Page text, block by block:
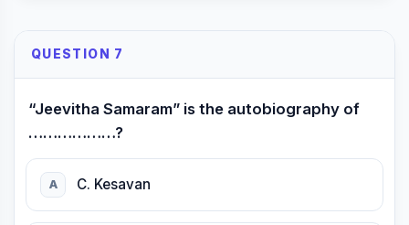
QUESTION 7
“Jeevitha Samaram” is the autobiography of
………………?
A C. Kesavan